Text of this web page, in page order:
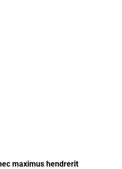
maximus hendrerit